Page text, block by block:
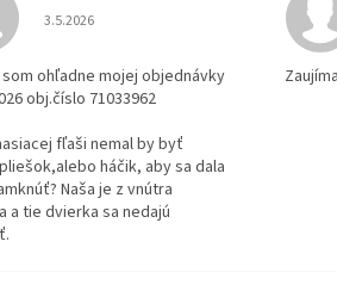
Hodnotenie obchodu je 3 z 5 hviezdičiek.
3.5.2026
som ohľadne mojej objednávky
obj.číslo 71033962
fľaši nemal by byť
háčik, aby sa dala
Naša je z vnútra
a tie dvierka sa nedajú